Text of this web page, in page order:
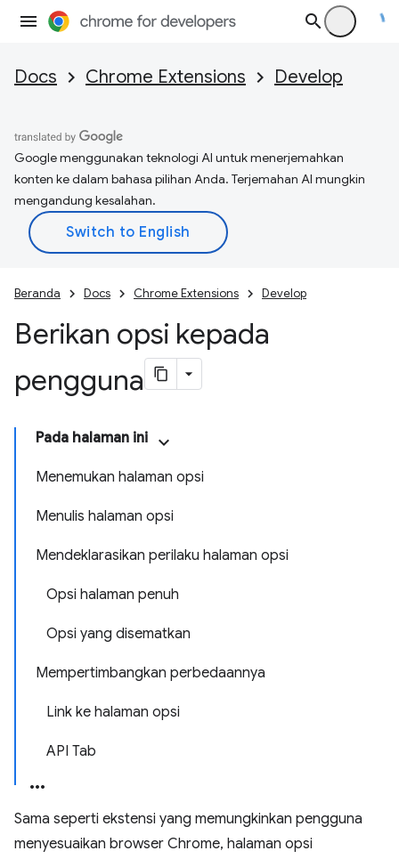
Docs Chrome Extensions Develop
Google menggunakan teknologi AI untuk menerjemahkan
konten ke dalam bahasa pilihan Anda. Terjemahan AI mungkin
mengandung kesalahan.
Beranda Docs Chrome Extensions Develop
Berikan opsi kepada
pengguna
Pada halaman ini
Menemukan halaman opsi
Menulis halaman opsi
Mendeklarasikan perilaku halaman opsi
Opsi halaman penuh
Opsi yang disematkan
Mempertimbangkan perbedaannya
Link ke halaman opsi
API Tab
Sama seperti ekstensi yang memungkinkan pengguna
menyesuaikan browser Chrome, halaman opsi